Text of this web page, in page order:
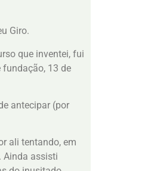
Giro.
que inventei, fui
fundação, 13 de
antecipar (por
ali tentando, em
Ainda assisti